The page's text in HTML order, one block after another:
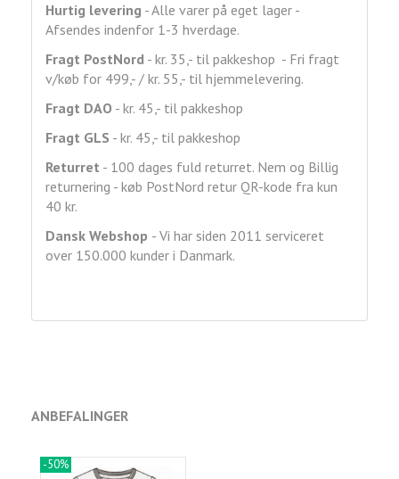
Hurtig levering - Alle varer på eget lager -
Afsendes indenfor 1-3 hverdage.
Fragt PostNord - kr. 35,- til pakkeshop - Fri fragt
v/køb for 499,- / kr. 55,- til hjemmelevering.
Fragt DAO - kr. 45,- til pakkeshop
Fragt GLS - kr. 45,- til pakkeshop
Returret - 100 dages fuld returret. Nem og Billig
returnering - køb PostNord retur QR-kode fra kun
40 kr.
Dansk Webshop - Vi har siden 2011 serviceret
over 150.000 kunder i Danmark.
ANBEFALINGER
-50%